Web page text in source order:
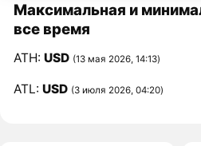
Максимальная и
все время
ATH:USD (13 мая 2026, 14:13)
ATL:USD (3 июля 2026, 04:20)